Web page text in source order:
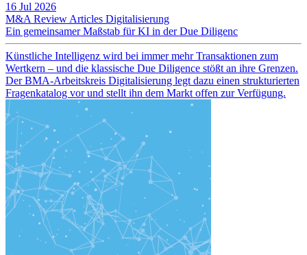
16 Jul 2026
M&A Review Articles Digitalisierung
Ein gemeinsamer Maßstab für KI in der Due Diligenc
Künstliche Intelligenz wird bei immer mehr Transaktionen zum
Wertkern – und die klassische Due Diligence stößt an ihre Grenzen.
Der BMA-Arbeitskreis Digitalisierung legt dazu einen strukturierten
Fragenkatalog vor und stellt ihn dem Markt offen zur Verfügung.